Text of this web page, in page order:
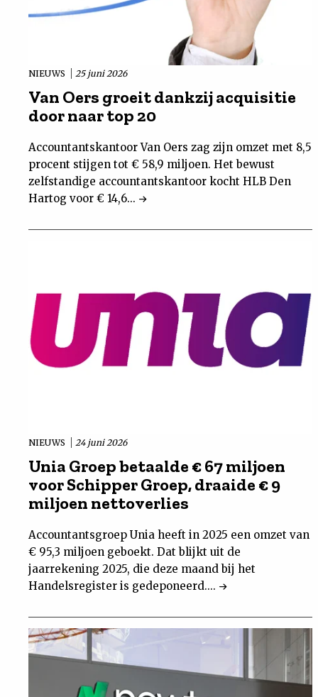
NIEUWS 25 juni 2026
Van Oers groeit dankzij acquisitie
door naar top 20
Accountantskantoor Van Oers zag zijn omzet met 8,5
procent stijgen tot € 58,9 miljoen. Het bewust
zelfstandige accountantskantoor kocht HLB Den
Hartog voor € 14,6...
NIEUWS 24 juni 2026
Unia Groep betaalde € 67 miljoen
voor Schipper Groep, draaide € 9
miljoen nettoverlies
Accountantsgroep Unia heeft in 2025 een omzet van
€ 95,3 miljoen geboekt. Dat blijkt uit de
jaarrekening 2025, die deze maand bij het
Handelsregister is gedeponeerd....